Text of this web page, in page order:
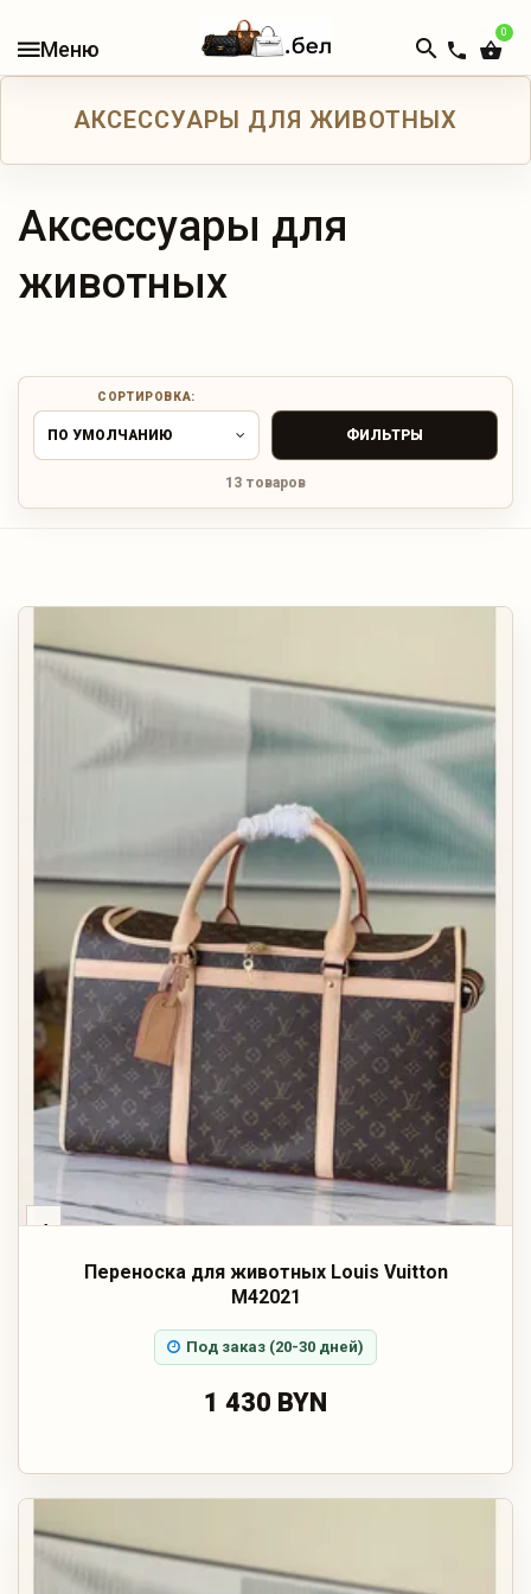
0
В
КАТАЛОГ
СУМКИ
МУЖСКИЕ
СУМКИ
СУМКИ
РЮКЗАКИ
АКСЕССУАРЫ
АКСЕССУАРЫ ДЛЯ ЖИВОТНЫХ
Аксессуары для
животных
СОРТИРОВКА:
ПО УМОЛЧАНИЮ ФИЛЬТРЫ
13 товаров
‹
Переноска для животных Louis Vuitton
M42021
Под заказ (20-30 дней)
1 430 BYN